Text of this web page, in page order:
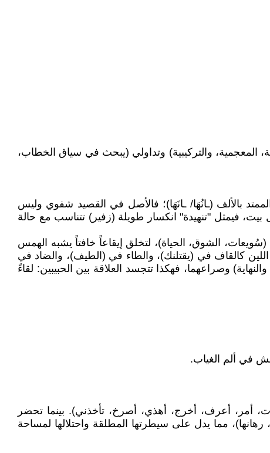
المعجمية، والتركيبية) وتداولي (يبحث في سياق الخطاب،
بالألف (ـانُهَا/ ـانَهَا)؛ فالأصل في القصيد شفوي وليس
بيت، فيمثل "تنهيدة" انكسار طويلة (زفير) تتناسب مع حالة
الشوق، الحياة)، لتخلق إيقاعاً خافتاً يشبه الهمس
كالقاف في (يقتلنك)، والطاء في (الطيف)، والضاد في
وصراعهما، فهكذا تتجسد العلاقة بين الحبيبين: لقاءً
في ألم الغياب.
أمر، أعرف، أخرج، أهذي، أصرخ، تأخذني). بينما تحضر
رهانها)، مما يدل على سيطرتها المطلقة واحتلالها لمساحة